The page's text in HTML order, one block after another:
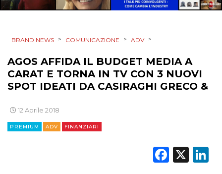
STRATEGIE
CINEMA
DIGITALE
BRAND NEWS > COMUNICAZIONE > ADV >
AGOS AFFIDA IL BUDGET MEDIA A
CARAT E TORNA IN TV CON 3 NUOVI
SPOT IDEATI DA CASIRAGHI GRECO &
12 Aprile 2018
PREMIUM ADV FINANZIARI
X